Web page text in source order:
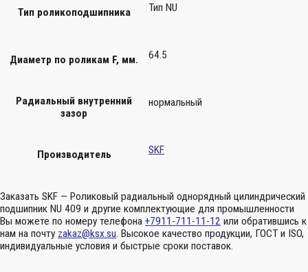
Тип роликоподшипника Тип NU
Диаметр по роликам F, мм. 64.5
Радиальный внутренний
зазор
нормальный
Производитель SKF
Заказать SKF — Роликовый радиальный однорядный цилиндрический
подшипник NU 409 и другие комплектующие для промышленности
Вы можете по номеру телефона +7911-711-11-12 или обратившись к
нам на почту zakaz@ksx.su. Высокое качество продукции, ГОСТ и ISO,
индивидуальные условия и быстрые сроки поставок.